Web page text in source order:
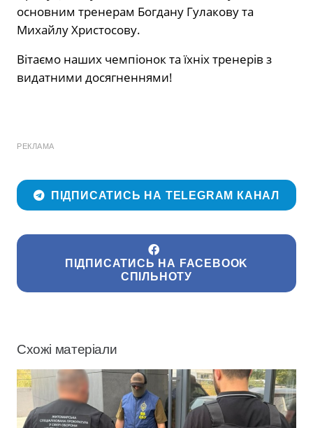
основним тренерам Богдану Гулакову та
Михайлу Христосову.
Вітаємо наших чемпіонок та їхніх тренерів з
видатними досягненнями!
РЕКЛАМА
ПІДПИСАТИСЬ НА TELEGRAM КАНАЛ
ПІДПИСАТИСЬ НА FACEBOOK
СПІЛЬНОТУ
Схожі матеріали